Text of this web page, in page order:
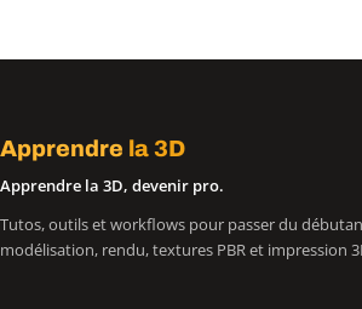
Apprendre la 3D
Apprendre la 3D, devenir pro.
Tutos, outils et workflows pour passer du
modélisation, rendu, textures PBR et impression